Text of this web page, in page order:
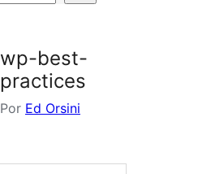
wp-best-
practices
Por Ed Orsini